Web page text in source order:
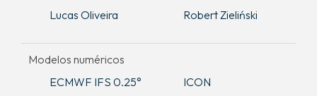
Lucas Oliveira
Robert Zieliński
Modelos numéricos
ECMWF IFS 0.25°
ICON